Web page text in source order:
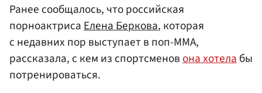
Ранее сообщалось, что российская
порноактрисаЕлена Беркова, которая
с недавних пор выступает в поп-ММА,
рассказала, с кем из спортсменовона хотелабы
потренироваться.